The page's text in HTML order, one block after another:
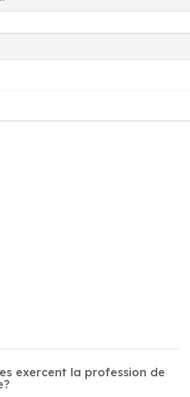
exercent la profession de